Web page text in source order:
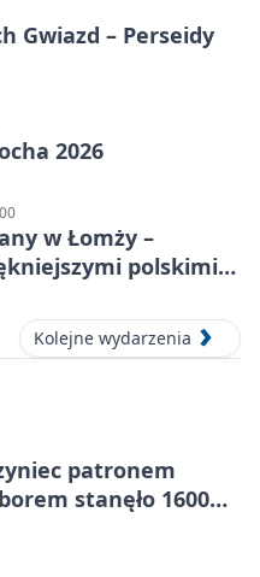
Gwiazd – Perseidy
2026
w Łomży –
polskimi
Kolejne wydarzenia
patronem
stanęło 1600